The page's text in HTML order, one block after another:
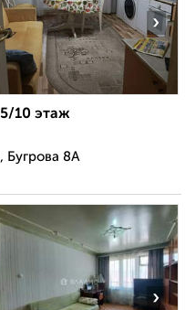
›
10 этаж
Бугрова 8А
›